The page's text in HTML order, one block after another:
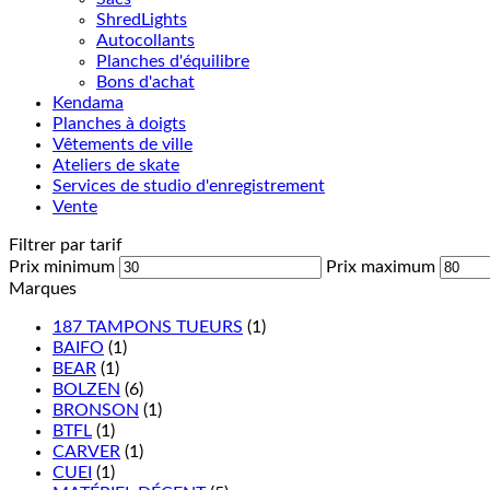
ShredLights
Autocollants
Planches d'équilibre
Bons d'achat
Kendama
Planches à doigts
Vêtements de ville
Ateliers de skate
Services de studio d'enregistrement
Vente
Filtrer par tarif
Prix minimum
Prix maximum
Marques
187 TAMPONS TUEURS (1)
BAIFO (1)
BEAR (1)
BOLZEN (6)
BRONSON (1)
BTFL (1)
CARVER (1)
CUEI (1)